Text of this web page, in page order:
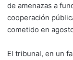
de amenazas a
cooperación
cometido en
El tribunal, en un